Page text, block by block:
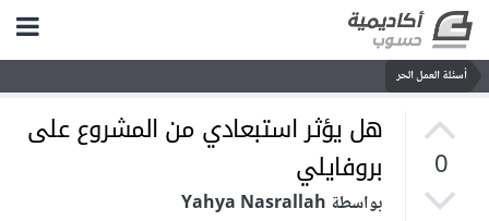
أسئلة العمل الحر
0
هل يؤثر استبعادي من المشروع على
بروفايلي
بواسطة Yahya Nasrallah